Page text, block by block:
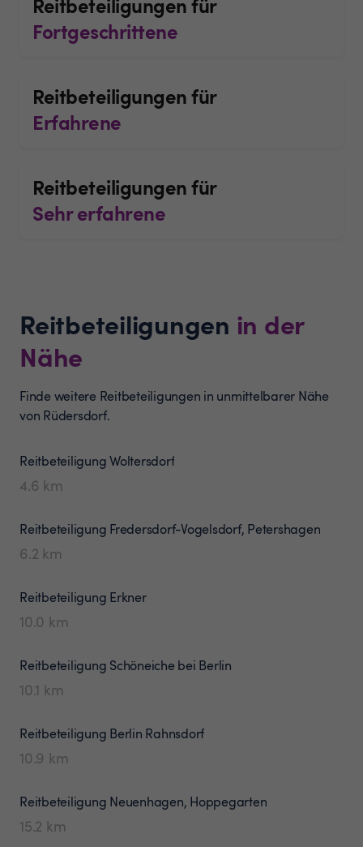
Fortgeschrittene
Reitbeteiligungen für
Erfahrene
Reitbeteiligungen für
Sehr erfahrene
Reitbeteiligungen in der
Nähe
Finde weitere Reitbeteiligungen in unmittelbarer Nähe
von Rüdersdorf.
ReitbeteiligungWoltersdorf
4.6 km
Reitbeteiligung Fredersdorf-Vogelsdorf, Petershagen
6.2 km
Reitbeteiligung Erkner
10.0 km
Reitbeteiligung Schöneiche bei Berlin
10.1 km
Reitbeteiligung Berlin Rahnsdorf
10.9 km
Reitbeteiligung Neuenhagen, Hoppegarten
15.2 km